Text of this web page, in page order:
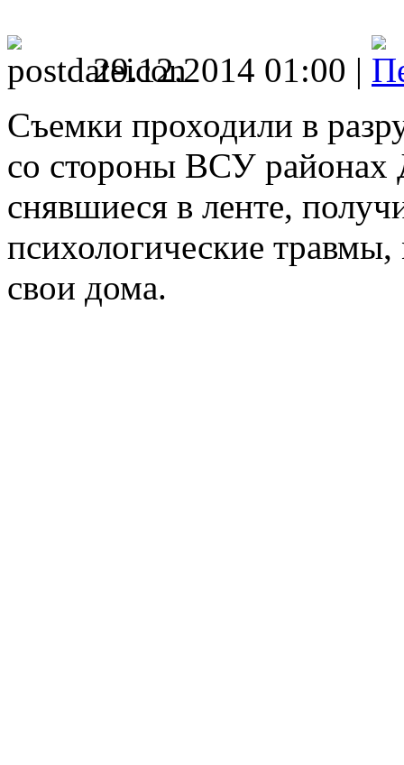
29.12.2014 01:00 |
Съемки проходили в
со стороны ВСУ районах
снявшиеся в ленте,
психологические
свои дома.